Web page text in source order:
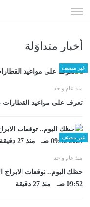
الى
أخبار متداوَلة
غير مصنف
منذ عام واحد
تعرف على مواعيد القطارات
غير مصنف
منذ عام واحد
09:52 صـ منذ 27 دقيقة